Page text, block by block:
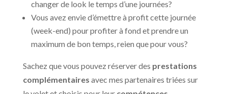
changer de look le temps d’une journées?
Vous avez envie d’émettre à profit cette journée
(week-end) pour profiter à fond et prendre un
maximum de bon temps, reien que pour vous?
Sachez que vous pouvez réserver des prestations
complémentaires avec mes partenaires triées sur